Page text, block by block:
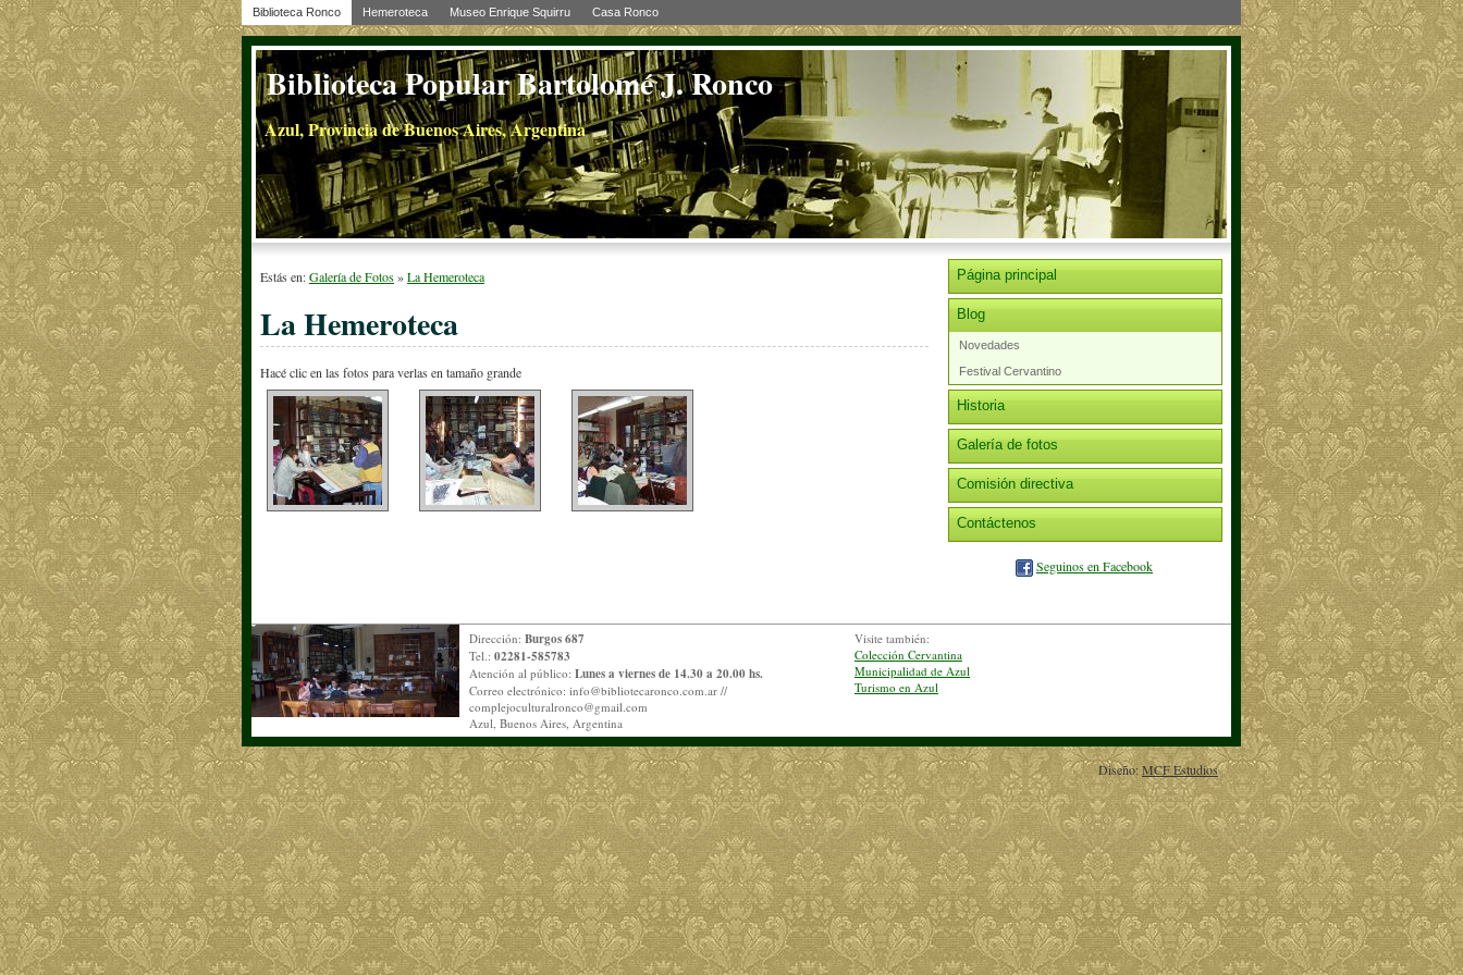
Biblioteca Ronco Hemeroteca Museo Enrique Squirru Casa Ronco
Biblioteca Popular Bartolomé J. Ronco
Azul, Provincia de Buenos Aires, Argentina
Estás en:Galería de Fotos»La Hemeroteca
La Hemeroteca
Hacé clic en las fotos para verlas en tamaño grande
Página principal
Blog
Novedades
Festival Cervantino
Historia
Galería de fotos
Comisión directiva
Contáctenos
Seguinos en Facebook
Dirección: Burgos 687
Tel.: 02281-585783
Atención al público: Lunes a viernes de 14.30 a 20.00 hs.
Correo electrónico: info@bibliotecaronco.com.ar //
complejoculturalronco@gmail.com
Azul, Buenos Aires, Argentina
Visite también:
Colección Cervantina
Municipalidad de Azul
Turismo en Azul
Diseño:MCF Estudios